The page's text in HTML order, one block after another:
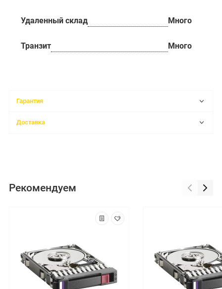
Удаленный склад Много
Транзит Много
Гарантия
Доставка
Рекомендуем